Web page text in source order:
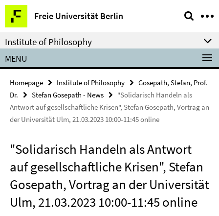
Springe
direkt
zu
Inhalt
Freie Universität Berlin
Service
Navigation
Institute of Philosophy
MENU
Homepage Institute of Philosophy
Gosepath, Stefan, Prof.
Dr.
Stefan Gosepath - News
"Solidarisch Handeln als
Antwort auf gesellschaftliche Krisen", Stefan Gosepath, Vortrag an
der Universität Ulm, 21.03.2023 10:00-11:45 online
"Solidarisch Handeln als Antwort
auf gesellschaftliche Krisen", Stefan
Gosepath, Vortrag an der Universität
Ulm, 21.03.2023 10:00-11:45 online